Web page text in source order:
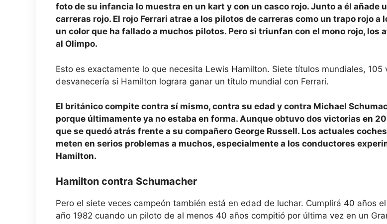
foto de su infancia lo muestra en un kart y con un casco rojo. Junto a él añade
carreras rojo. El rojo Ferrari atrae a los pilotos de carreras como un trapo rojo a
un color que ha fallado a muchos pilotos. Pero si triunfan con el mono rojo, los
al Olimpo.
Esto es exactamente lo que necesita Lewis Hamilton. Siete títulos mundiales, 105
desvanecería si Hamilton lograra ganar un título mundial con Ferrari.
El británico compite contra sí mismo, contra su edad y contra Michael
porque últimamente ya no estaba en forma. Aunque obtuvo dos victorias en
que se quedó atrás frente a su compañero George Russell. Los actuales
meten en serios problemas a muchos, especialmente a los conductores
Hamilton.
Hamilton contra Schumacher
Pero el siete veces campeón también está en edad de luchar. Cumplirá 40 años
año 1982 cuando un piloto de al menos 40 años compitió por última vez en un